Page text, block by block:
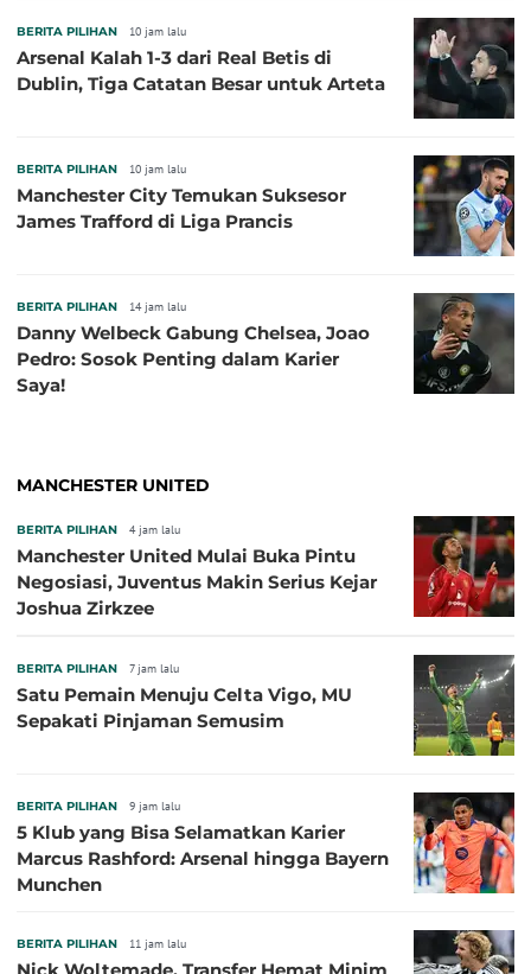
BERITA PILIHAN 10 jam lalu
Arsenal Kalah 1-3 dari Real Betis di
Dublin, Tiga Catatan Besar untuk Arteta
BERITA PILIHAN 10 jam lalu
Manchester City Temukan Suksesor
James Trafford di Liga Prancis
BERITA PILIHAN 14 jam lalu
Danny Welbeck Gabung Chelsea, Joao
Pedro: Sosok Penting dalam Karier
Saya!
MANCHESTER UNITED
BERITA PILIHAN 4 jam lalu
Manchester United Mulai Buka Pintu
Negosiasi, Juventus Makin Serius Kejar
Joshua Zirkzee
BERITA PILIHAN 7 jam lalu
Satu Pemain Menuju Celta Vigo, MU
Sepakati Pinjaman Semusim
BERITA PILIHAN 9 jam lalu
5 Klub yang Bisa Selamatkan Karier
Marcus Rashford: Arsenal hingga Bayern
Munchen
BERITA PILIHAN 11 jam lalu